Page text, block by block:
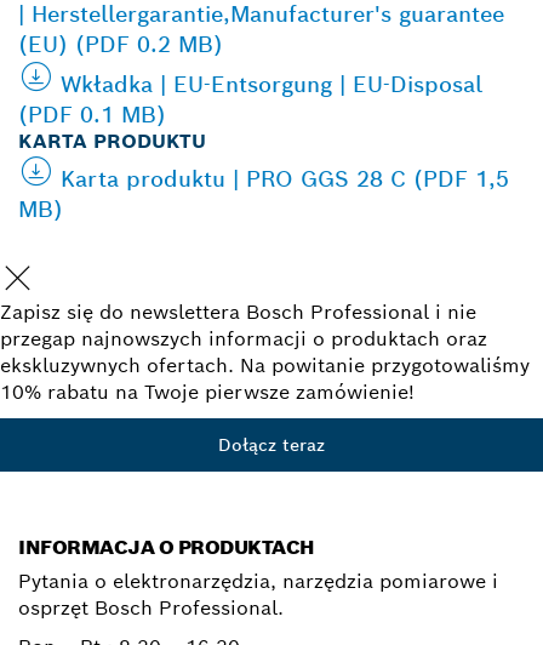
| Herstellergarantie,Manufacturer's guarantee
(EU) (PDF 0.2 MB)
Wkładka | EU-Entsorgung | EU-Disposal
(PDF 0.1 MB)
KARTA PRODUKTU
Karta produktu | PRO GGS 28 C (PDF 1,5
MB)
Zapisz się do newslettera Bosch Professional i nie
przegap najnowszych informacji o produktach oraz
ekskluzywnych ofertach. Na powitanie przygotowaliśmy
10% rabatu na Twoje pierwsze zamówienie!
Dołącz teraz
INFORMACJA O PRODUKTACH
Pytania o elektronarzędzia, narzędzia pomiarowe i
osprzęt Bosch Professional.